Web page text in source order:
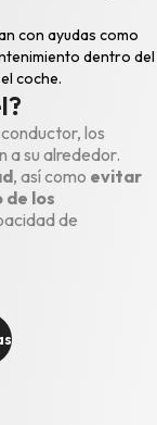
con ayudas como
dentro del
coche.
los
a su alrededor.
, así como evitar
los
de